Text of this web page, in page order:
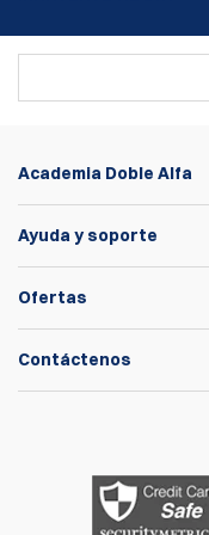
Academia Doble Alfa
Ayuda y soporte
Ofertas
Contáctenos